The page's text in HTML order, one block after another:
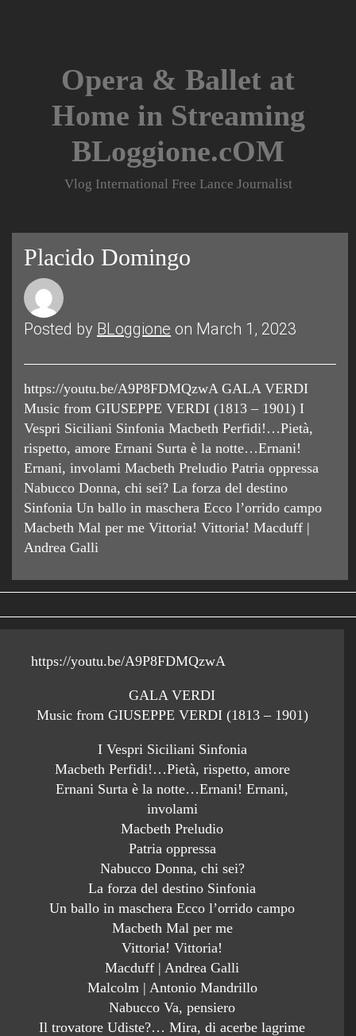
Opera & Ballet at
Home in Streaming
BLoggione.cOM
Vlog International Free Lance Journalist
Placido Domingo
Posted by BLoggione on March 1, 2023
https://youtu.be/A9P8FDMQzwA GALA VERDI
Music from GIUSEPPE VERDI (1813 – 1901) I
Vespri Siciliani Sinfonia Macbeth Perfidi!…Pietà,
rispetto, amore Ernani Surta è la notte…Ernani!
Ernani, involami Macbeth Preludio Patria oppressa
Nabucco Donna, chi sei? La forza del destino
Sinfonia Un ballo in maschera Ecco l’orrido campo
Macbeth Mal per me Vittoria! Vittoria! Macduff |
Andrea Galli
https://youtu.be/A9P8FDMQzwA
GALA VERDI
Music from GIUSEPPE VERDI (1813 – 1901)
I Vespri Siciliani Sinfonia
Macbeth Perfidi!…Pietà, rispetto, amore
Ernani Surta è la notte…Ernani! Ernani,
involami
Macbeth Preludio
Patria oppressa
Nabucco Donna, chi sei?
La forza del destino Sinfonia
Un ballo in maschera Ecco l’orrido campo
Macbeth Mal per me
Vittoria! Vittoria!
Macduff | Andrea Galli
Malcolm | Antonio Mandrillo
Nabucco Va, pensiero
Il trovatore Udiste?… Mira, di acerbe lagrime